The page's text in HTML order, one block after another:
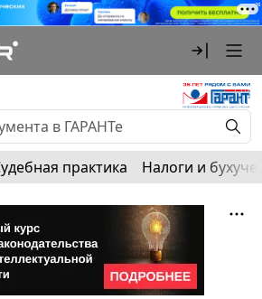
практика Налоги и